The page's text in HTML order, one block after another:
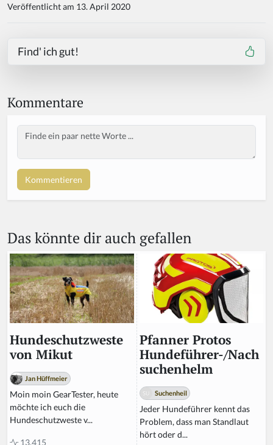
Veröffentlicht am 13. April 2020
Find' ich gut!
Kommentare
o
u
h
u
m
a
n,
ig
n
o
r
t
hi
s
fi
el
d
Body
Das könnte dir auch gefallen
Hundeschutzweste
von Mikut
Jan Hüffmeier
Moin moin GearTester, heute
möchte ich euch die
Hundeschutzweste v...
13.415
Pfanner Protos
Hundeführer-/Nach
suchenhelm
Suchenheil
Jeder Hundeführer kennt das
Problem, dass man Standlaut
hört oder d...